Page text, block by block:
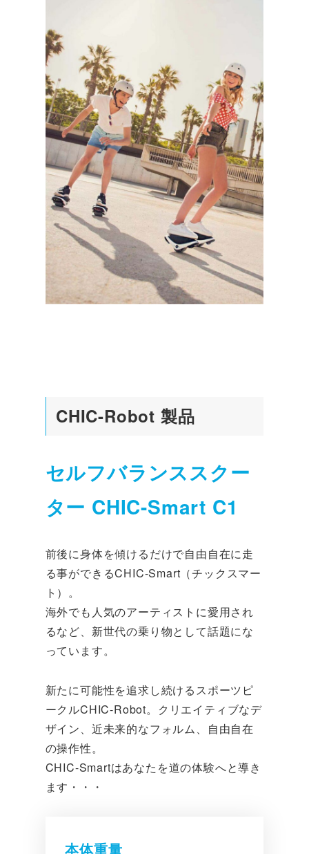
CHIC-Robot 製品
セルフバランススクー
ター CHIC-Smart C1
前後に身体を傾けるだけで自由自在に走
る事ができるCHIC-Smart（チックスマー
ト）。
海外でも人気のアーティストに愛用され
るなど、新世代の乗り物として話題にな
っています。
新たに可能性を追求し続けるスポーツピ
ークルCHIC-Robot。クリエイティブなデ
ザイン、近未来的なフォルム、自由自在
の操作性。
CHIC-Smartはあなたを道の体験へと導き
ます・・・
本体重量